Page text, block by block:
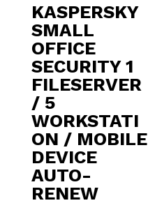
KASPERSKY
SMALL
OFFICE
SECURITY 1
FILESERVER
/ 5
WORKSTATI
ON / MOBILE
DEVICE
AUTO-
RENEW